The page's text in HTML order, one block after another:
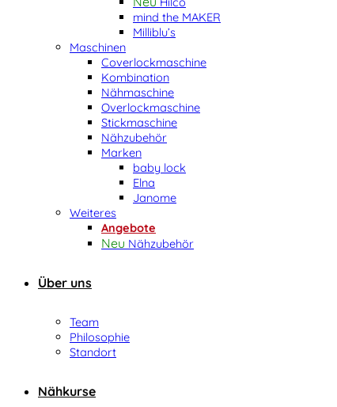
mind the MAKER
Milliblu’s
Maschinen
Coverlockmaschine
Kombination
Nähmaschine
Overlockmaschine
Stickmaschine
Nähzubehör
Marken
baby lock
Elna
Janome
Weiteres
Angebote
Nähzubehör
Über uns
Team
Philosophie
Standort
Nähkurse